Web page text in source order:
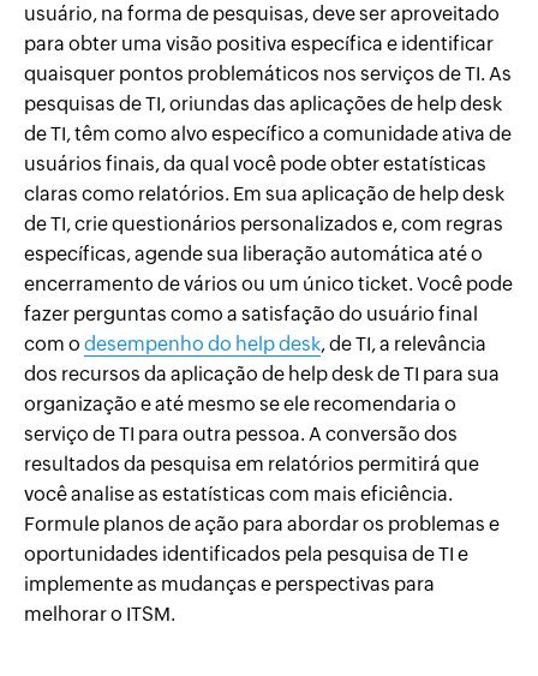
usuário, na forma de pesquisas, deve ser aproveitado
para obter uma visão positiva específica e identificar
quaisquer pontos problemáticos nos serviços de TI. As
pesquisas de TI, oriundas das aplicações de help desk
de TI, têm como alvo específico a comunidade ativa de
usuários finais, da qual você pode obter estatísticas
claras como relatórios. Em sua aplicação de help desk
de TI, crie questionários personalizados e, com regras
específicas, agende sua liberação automática até o
encerramento de vários ou um único ticket. Você pode
fazer perguntas como a satisfação do usuário final
com o desempenho do help desk, de TI, a relevância
dos recursos da aplicação de help desk de TI para sua
organização e até mesmo se ele recomendaria o
serviço de TI para outra pessoa. A conversão dos
resultados da pesquisa em relatórios permitirá que
você analise as estatísticas com mais eficiência.
Formule planos de ação para abordar os problemas e
oportunidades identificados pela pesquisa de TI e
implemente as mudanças e perspectivas para
melhorar o ITSM.